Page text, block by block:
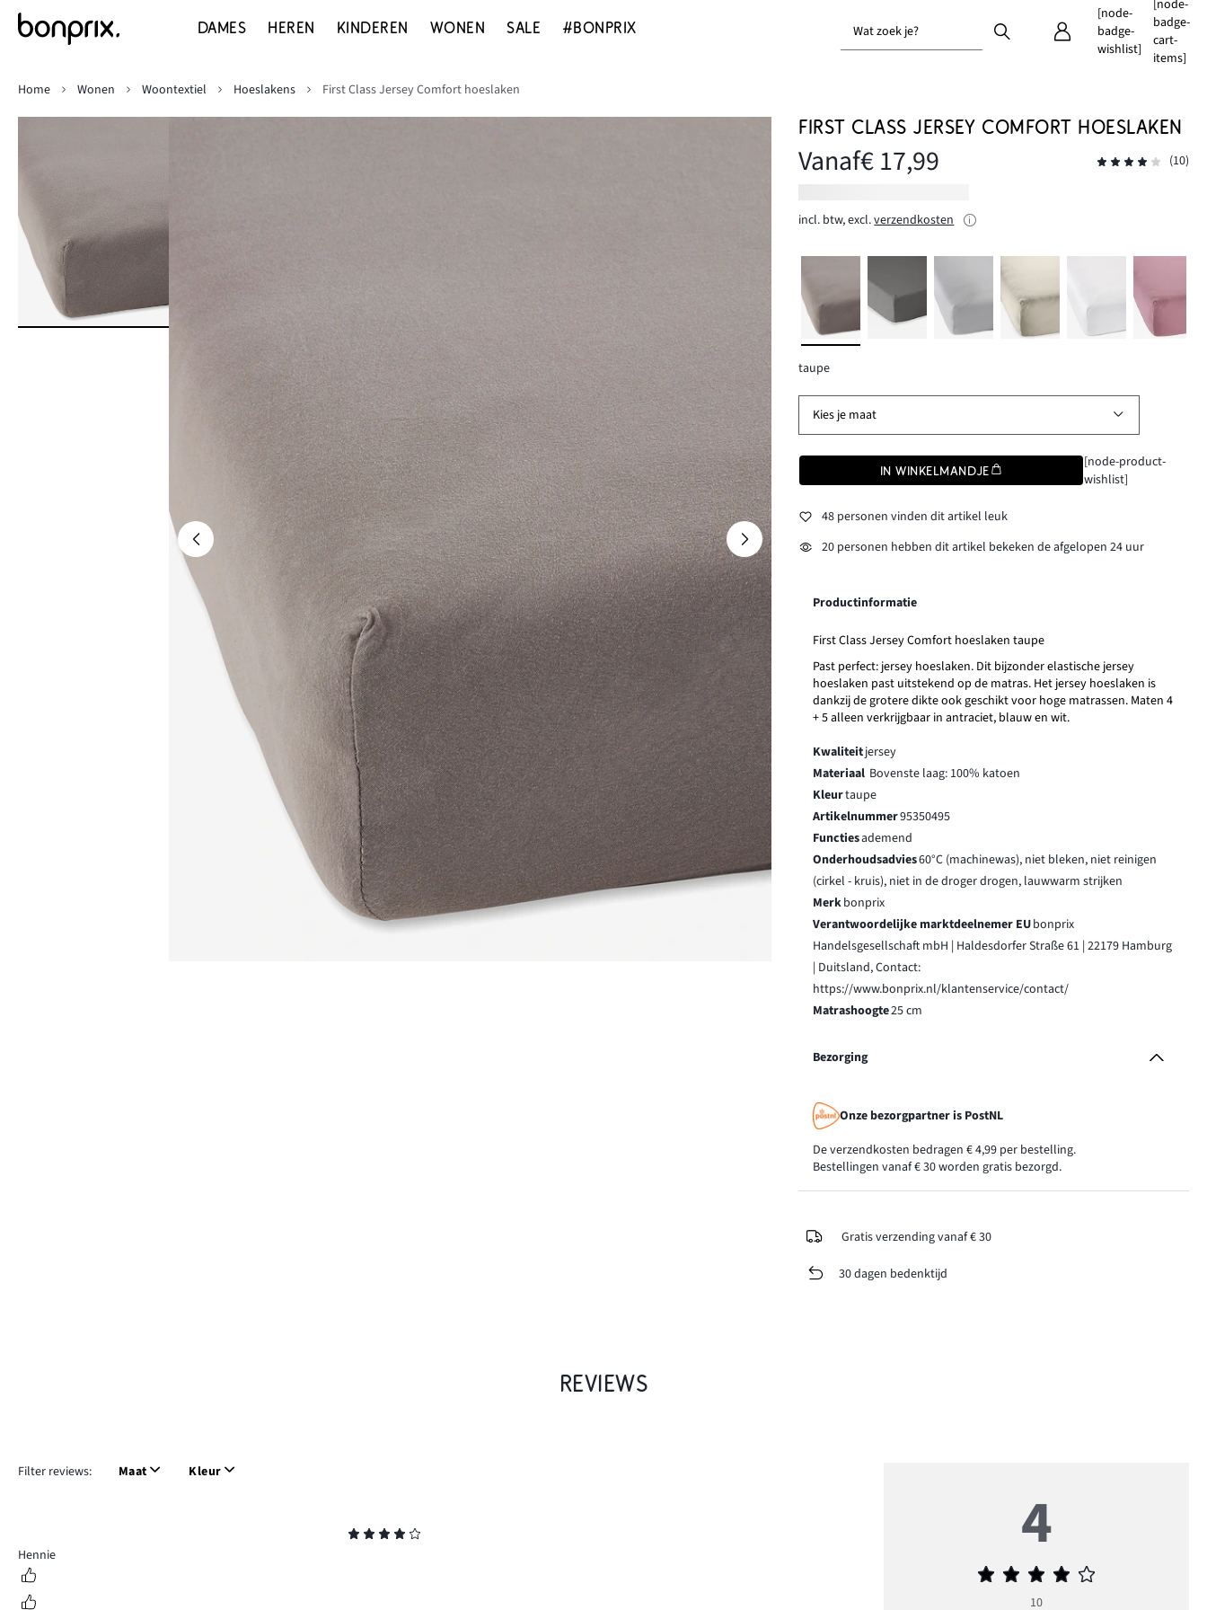
DAMES HEREN KINDEREN WONEN SALE #BONPRIX Wat zoek je?
[node-
badge-
wishlist]
[node-
badge-
cart-
items]
Home
Wonen Woontextiel Hoeslakens First Class Jersey Comfort hoeslaken
FIRST CLASS JERSEY COMFORT HOESLAKEN
Vanaf€ 17,99 (10)
incl. btw, excl.verzendkosten
taupe
Kies je maat
IN WINKELMANDJE
[node-product-
wishlist]
48 personen vinden dit artikel leuk
20 personen hebben dit artikel bekeken de afgelopen 24 uur
Productinformatie
First Class Jersey Comfort hoeslaken taupe
Past perfect: jersey hoeslaken. Dit bijzonder elastische jersey
hoeslaken past uitstekend op de matras. Het jersey hoeslaken is
dankzij de grotere dikte ook geschikt voor hoge matrassen. Maten 4
+ 5 alleen verkrijgbaar in antraciet, blauw en wit.
Kwaliteitjersey
Materiaal Bovenste laag: 100% katoen
Kleurtaupe
Artikelnummer95350495
Functiesademend
Onderhoudsadvies60°C (machinewas), niet bleken, niet reinigen
(cirkel - kruis), niet in de droger drogen, lauwwarm strijken
Merkbonprix
Verantwoordelijke marktdeelnemer EUbonprix
Handelsgesellschaft mbH | Haldesdorfer Straße 61 | 22179 Hamburg
| Duitsland, Contact:
https://www.bonprix.nl/klantenservice/contact/
Matrashoogte25 cm
Bezorging
Onze bezorgpartner is PostNL
De verzendkosten bedragen € 4,99 per bestelling.
Bestellingen vanaf € 30 worden gratis bezorgd.
Gratis verzending vanaf € 30
30 dagen bedenktijd
REVIEWS
Filter reviews: Maat Kleur
4
Hennie 4
Gemiddelde
10